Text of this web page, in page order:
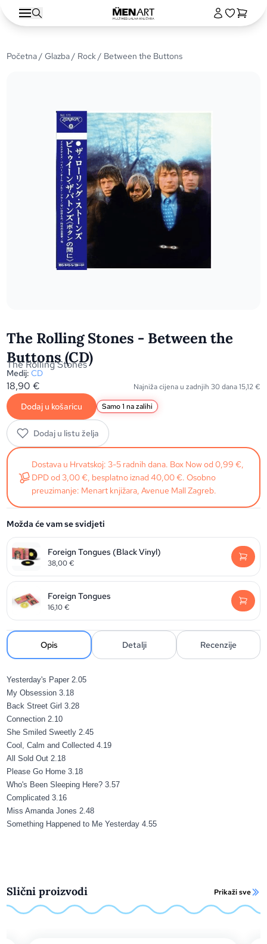
Početna/Glazba/ Rock/ Between the Buttons
The Rolling Stones - Between the
Buttons (CD)
The Rolling Stones
Medij: CD
18,90€ Najniža cijena u zadnjih 30 dana15,12€
Dodaj u košaricu Samo 1 na zalihi
Dodaj u listu želja
Dostava u Hrvatskoj: 3-5 radnih dana. Box Now od 0,99 €,
DPD od 3,00 €, besplatno iznad 40,00 €. Osobno
preuzimanje: Menart knjižara, Avenue Mall Zagreb.
Možda će vam se svidjeti
Foreign Tongues (Black Vinyl)
38,00€
Foreign Tongues
16,10€
Opis Detalji Recenzije
Yesterday's Paper 2.05
My Obsession 3.18
Back Street Girl 3.28
Connection 2.10
She Smiled Sweetly 2.45
Cool, Calm and Collected 4.19
All Sold Out 2.18
Please Go Home 3.18
Who's Been Sleeping Here? 3.57
Complicated 3.16
Miss Amanda Jones 2.48
Something Happened to Me Yesterday 4.55
Slični proizvodi Prikaži sve